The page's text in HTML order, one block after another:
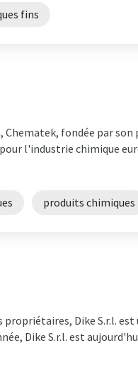
fins
Chematek, fondée par
l'industrie chimique
produits chimiques
propriétaires, Dike S.r.l.
Dike S.r.l. est